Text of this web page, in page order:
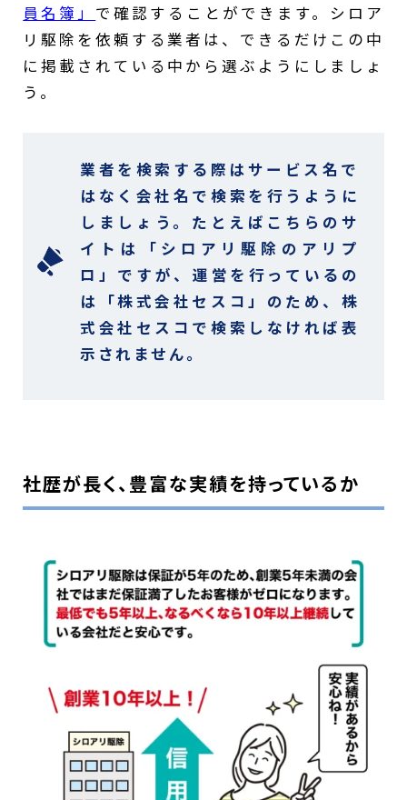
員名簿」 で確認することができます。シロア
リ駆除を依頼する業者は、できるだけこの中
に掲載されている中から選ぶようにしましょ
う。
業者を検索する際はサービス名で
はなく会社名で検索を行うように
しましょう。たとえばこちらのサ
イトは「シロアリ駆除のアリプ
ロ」ですが、運営を行っているの
は「株式会社セスコ」のため、株
式会社セスコで検索しなければ表
示されません。
社歴が長く、豊富な実績を持っているか